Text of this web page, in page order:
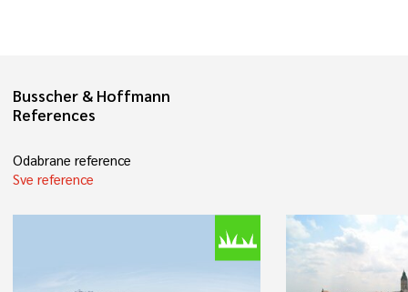
Busscher & Hoffmann
References
Odabrane reference
Sve reference